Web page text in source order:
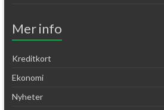
Mer info
Kreditkort
Ekonomi
Nyheter